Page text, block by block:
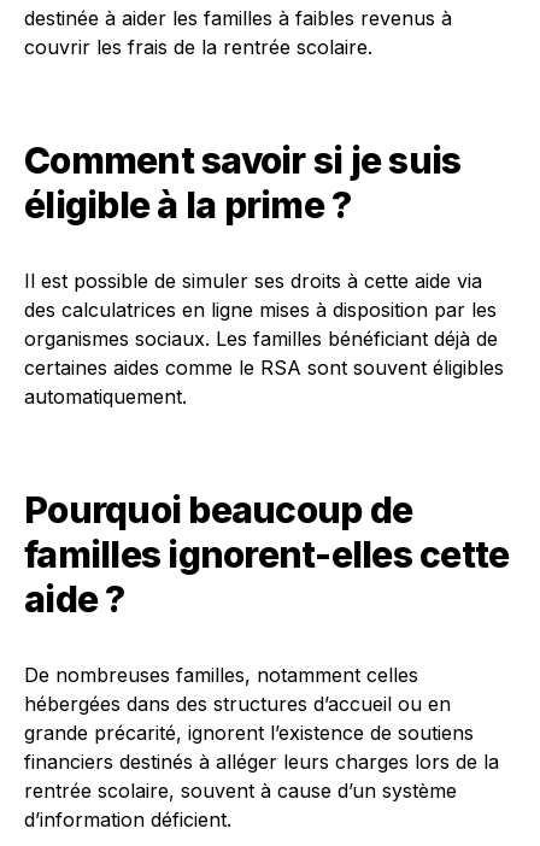
destinée à aider les familles à faibles revenus à
couvrir les frais de la rentrée scolaire.
Comment savoir si je suis
éligible à la prime ?
Il est possible de simuler ses droits à cette aide via
des calculatrices en ligne mises à disposition par les
organismes sociaux. Les familles bénéficiant déjà de
certaines aides comme le RSA sont souvent éligibles
automatiquement.
Pourquoi beaucoup de
familles ignorent-elles cette
aide ?
De nombreuses familles, notamment celles
hébergées dans des structures d’accueil ou en
grande précarité, ignorent l’existence de soutiens
financiers destinés à alléger leurs charges lors de la
rentrée scolaire, souvent à cause d’un système
d’information déficient.